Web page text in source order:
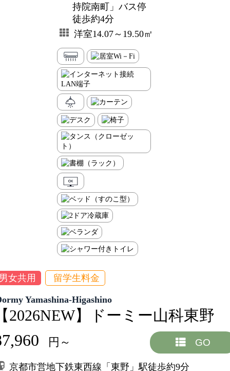
持院南町」バス停
徒歩約4分
洋室14.07～19.50㎡
女共用 留学生料金
Yamashina-Higashino
2026NEW】ドーミー山科東野
円～ GO
京都市営地下鉄東西線「東野」駅徒歩約9分